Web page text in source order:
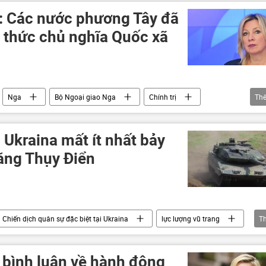
Romania Ba Lan
Thụy Điển
Hàn Quốc New Zealand
thương mại
Các nước phương Tây đã
chủ nghĩa Quốc xã
Nga Bộ Ngoại giao Nga
Chính trị
Hợp Quốc phương Tây
Geneva
Baltic Vladimir Putin Ukraina
mất ít nhất bảy
Thụy Điển
Chiến dịch quân sự đặc biệt tại Ukraina
lực lượng vũ trang
Ukraina Thế giới
xe tăng
luận về hành động